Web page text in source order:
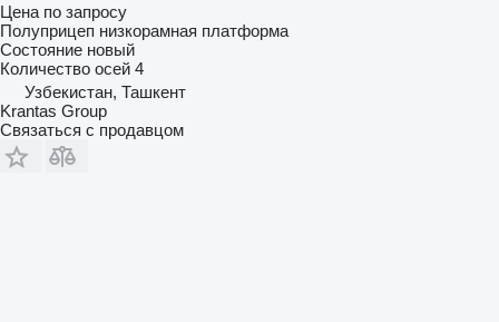
Цена по запросу
Полуприцеп низкорамная платформа
Состояние новый
Количество осей 4
Узбекистан, Ташкент
Krantas Group
Связаться с продавцом